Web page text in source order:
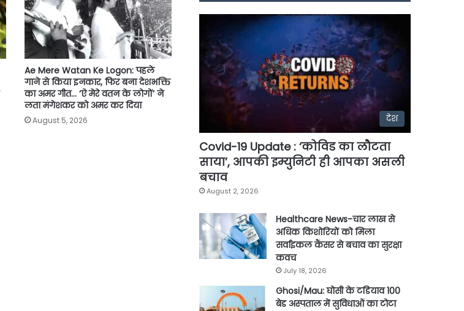
Ae Mere Watan Ke Logon: पहले
गाने से किया इनकार, फिर बना देशभक्ति
का अमर गीत… ‘ऐ मेरे वतन के लोगों’ ने
लता मंगेशकर को अमर कर दिया
August 5, 2026 देश
Covid-19 Update : ‘कोविड का लौटता
साया’, आपकी इम्युनिटी ही आपका असली
बचाव
August 2, 2026
Healthcare News-चार लाख से
अधिक किशोरियों को मिला
सर्वाइकल कैंसर से बचाव का सुरक्षा
कवच
July 18, 2026
Ghosi/Mau: घोसी के टडियाव 100
बेड अस्पताल में सुविधाओं का टोटा